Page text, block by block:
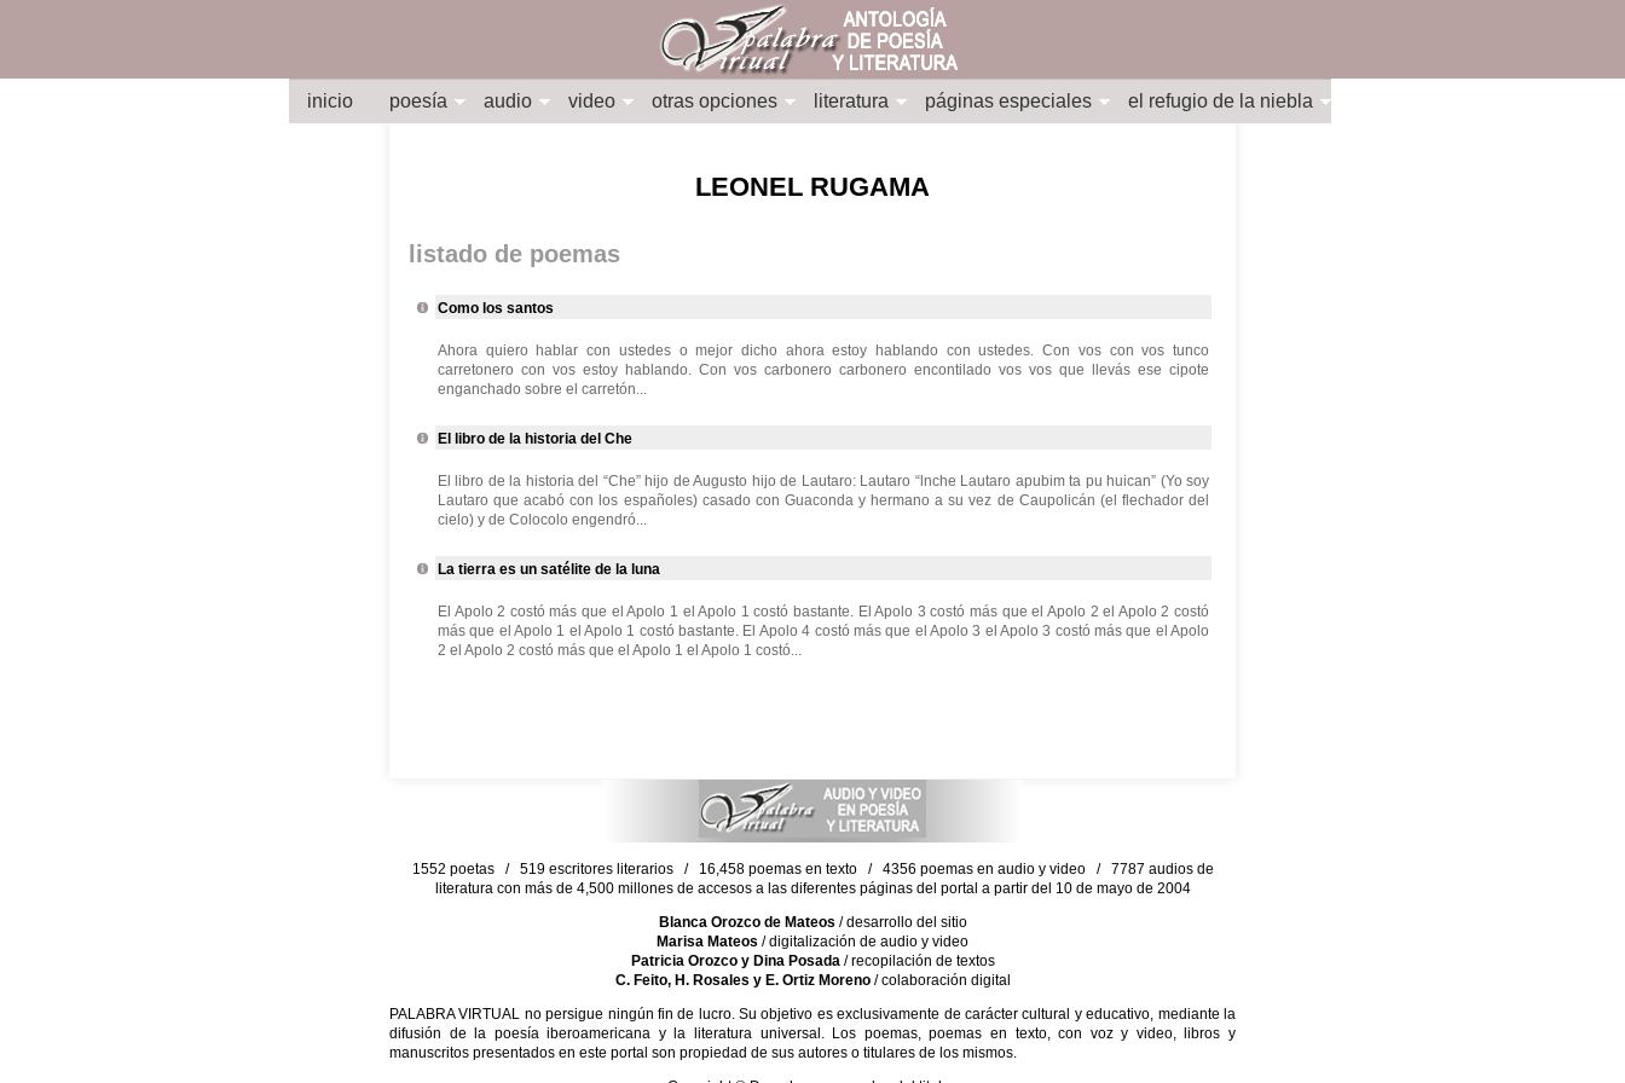
inicio poesía audio video otras opciones literatura páginas especiales el refugio de la niebla
LEONEL RUGAMA
listado de poemas
Como los santos
Ahora quiero hablar con ustedes o mejor dicho ahora estoy hablando con ustedes. Con vos con vos tunco
carretonero con vos estoy hablando. Con vos carbonero carbonero encontilado vos vos que llevás ese cipote
enganchado sobre el carretón...
El libro de la historia del Che
El libro de la historia del “Che” hijo de Augusto hijo de Lautaro: Lautaro “lnche Lautaro apubim ta pu huican” (Yo soy
Lautaro que acabó con los españoles) casado con Guaconda y hermano a su vez de Caupolicán (el flechador del
cielo) y de Colocolo engendró...
La tierra es un satélite de la luna
El Apolo 2 costó más que el Apolo 1 el Apolo 1 costó bastante. El Apolo 3 costó más que el Apolo 2 el Apolo 2 costó
más que el Apolo 1 el Apolo 1 costó bastante. El Apolo 4 costó más que el Apolo 3 el Apolo 3 costó más que el Apolo
2 el Apolo 2 costó más que el Apolo 1 el Apolo 1 costó...
1552 poetas / 519 escritores literarios / 16,458 poemas en texto / 4356 poemas en audio y video / 7787 audios de
literatura con más de 4,500 millones de accesos a las diferentes páginas del portal a partir del 10 de mayo de 2004
Blanca Orozco de Mateos / desarrollo del sitio
Marisa Mateos / digitalización de audio y video
Patricia Orozco y Dina Posada/ recopilación de textos
C. Feito, H. Rosales y E. Ortiz Moreno/ colaboración digital
PALABRA VIRTUAL no persigue ningún fin de lucro. Su objetivo es exclusivamente de carácter cultural y educativo, mediante la
difusión de la poesía iberoamericana y la literatura universal. Los poemas, poemas en texto, con voz y video, libros y
manuscritos presentados en este portal son propiedad de sus autores o titulares de los mismos.